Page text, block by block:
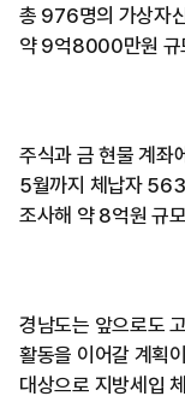
총 976명의 가상자
약 9억8000만원 규
주식과 금 현물 계좌
5월까지 체납자
조사해 약 8억원 규
경남도는 앞으로도
활동을 이어갈 계획
대상으로 지방세입